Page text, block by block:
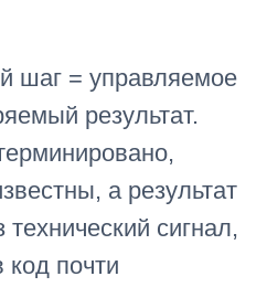
шаг = управляемое
результат.
а результат
технический сигнал,
код почти